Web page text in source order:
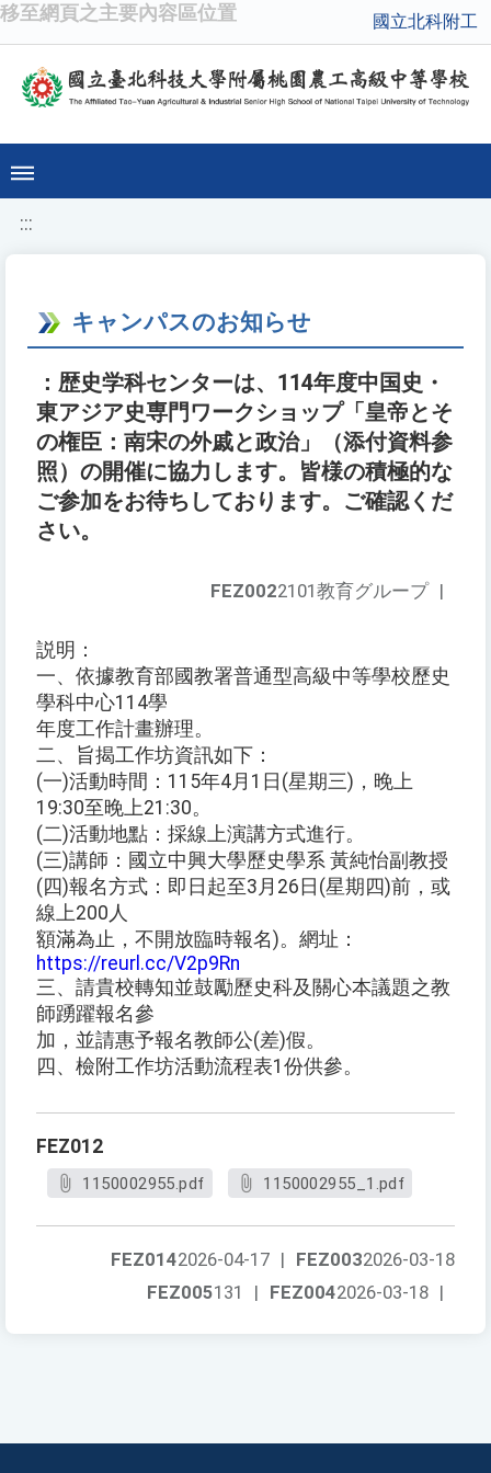
移至網頁之主要內容區位置 國立北科附工
:::
キャンパスのお知らせ
：歴史学科センターは、114年度中国史・
東アジア史専門ワークショップ「皇帝とそ
の権臣：南宋の外戚と政治」（添付資料参
照）の開催に協力します。皆様の積極的な
ご参加をお待ちしております。ご確認くだ
さい。
FEZ0022101教育グループ |
説明：
一、依據教育部國教署普通型高級中等學校歷史
學科中心114學
年度工作計畫辦理。
二、旨揭工作坊資訊如下：
(一)活動時間：115年4月1日(星期三)，晚上
19:30至晚上21:30。
(二)活動地點：採線上演講方式進行。
(三)講師：國立中興大學歷史學系 黃純怡副教授
(四)報名方式：即日起至3月26日(星期四)前，或
線上200人
額滿為止，不開放臨時報名)。網址：
https://reurl.cc/V2p9Rn
三、請貴校轉知並鼓勵歷史科及關心本議題之教
師踴躍報名參
加，並請惠予報名教師公(差)假。
四、檢附工作坊活動流程表1份供參。
FEZ012
1150002955.pdf 1150002955_1.pdf
FEZ0032026-03-18
FEZ0142026-04-17 |
FEZ0042026-03-18 |
FEZ005131 |